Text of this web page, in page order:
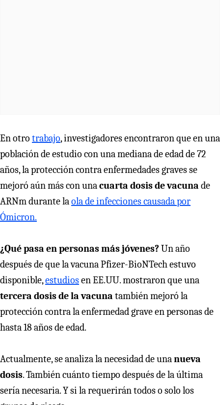
En otro trabajo, investigadores encontraron que en una
población de estudio con una mediana de edad de 72
años, la protección contra enfermedades graves se
mejoró aún más con unacuarta dosis de vacuna de
ARNm durante laola de infecciones causada por
Ómicron.
¿Qué pasa en personas más jóvenes? Un año
después de que la vacuna Pfizer-BioNTech estuvo
disponible,estudiosen EE.UU. mostraron que una
tercera dosis de la vacuna también mejoró la
protección contra la enfermedad grave en personas de
hasta 18 años de edad.
Actualmente, se analiza la necesidad de unanueva
dosis. También cuánto tiempo después de la última
sería necesaria. Y si la requerirán todos o solo los